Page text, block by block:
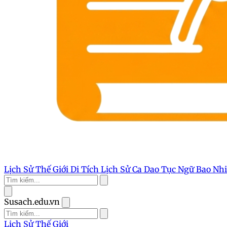
Lịch Sử Thế Giới Di Tích Lịch SửCa Dao Tục NgữBao
Susach.edu.vn
Lịch Sử Thế Giới